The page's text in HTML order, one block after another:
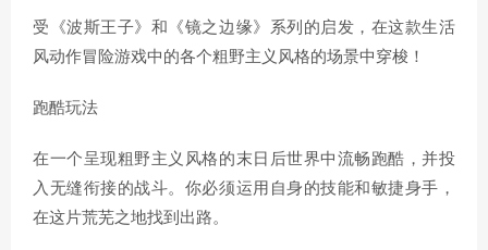
受《波斯王子》和《镜之边缘》系列的启发，在这款生活
风动作冒险游戏中的各个粗野主义风格的场景中穿梭！
跑酷玩法
在一个呈现粗野主义风格的末日后世界中流畅跑酷，并投
入无缝衔接的战斗。你必须运用自身的技能和敏捷身手，
在这片荒芜之地找到出路。